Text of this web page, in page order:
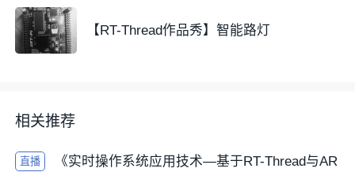
【RT-Thread作品秀】智能路灯
相关推荐
直播
《实时操作系统应用技术—基于RT-Thread与AR